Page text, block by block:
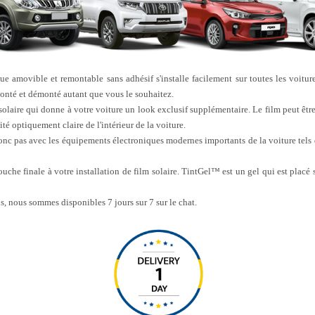
amovible et remontable sans adhésif s'installe facilement sur toutes les
et démonté autant que vous le souhaitez.
qui donne à votre voiture un look exclusif supplémentaire. Le film peut
optiquement claire de l'intérieur de la voiture.
pas avec les équipements électroniques modernes importants de la voiture
finale à votre installation de film solaire. TintGel™ est un gel qui est placé
nous sommes disponibles 7 jours sur 7 sur le chat.